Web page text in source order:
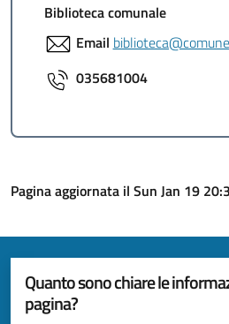
Biblioteca comunale
Email
035681004
Pagina aggiornata il Sun Jan 19
Quanto sono chiare le
pagina?